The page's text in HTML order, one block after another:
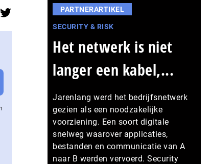
PARTNERARTIKEL
SECURITY & RISK
Het netwerk is niet
langer een kabel,...
Jarenlang werd het bedrijfsnetwerk
gezien als een noodzakelijke
voorziening. Een soort digitale
snelweg waarover applicaties,
bestanden en communicatie van A
naar B werden vervoerd. Security